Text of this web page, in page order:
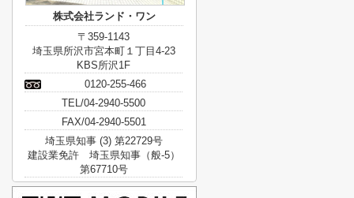
株式会社ランド・ワン
〒359-1143
埼玉県所沢市宮本町１丁目4-23
KBS所沢1F
0120-255-466
TEL/04-2940-5500
FAX/04-2940-5501
埼玉県知事 (3) 第22729号
建設業免許 埼玉県知事（般-5）
第67710号